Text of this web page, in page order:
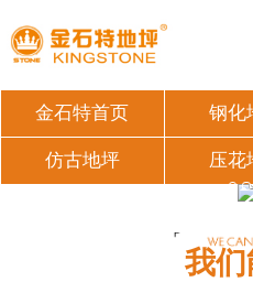
金石特首页 钢化
仿古地坪 压花
我